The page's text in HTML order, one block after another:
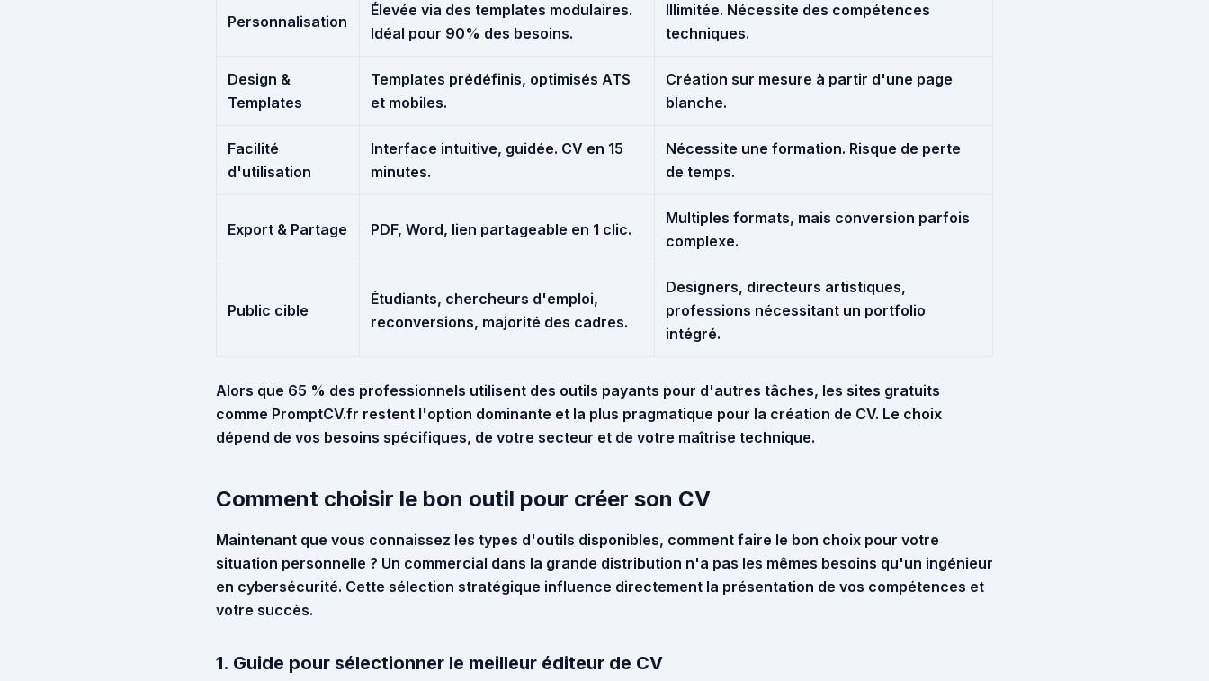
Personnalisation
Élevée via des templates modulaires.
Idéal pour 90% des besoins.
Illimitée. Nécessite des compétences
techniques.
Design &
Templates
Templates prédéfinis, optimisés ATS
et mobiles.
Création sur mesure à partir d'une page
blanche.
Facilité
d'utilisation
Interface intuitive, guidée. CV en 15
minutes.
Nécessite une formation. Risque de perte
de temps.
Export & Partage PDF, Word, lien partageable en 1 clic.
Multiples formats, mais conversion parfois
complexe.
Public cible
Étudiants, chercheurs d'emploi,
reconversions, majorité des cadres.
Designers, directeurs artistiques,
professions nécessitant un portfolio
intégré.
Alors que 65 % des professionnels utilisent des outils payants pour d'autres tâches, les sites gratuits
comme PromptCV.fr restent l'option dominante et la plus pragmatique pour la création de CV. Le choix
dépend de vos besoins spécifiques, de votre secteur et de votre maîtrise technique.
Comment choisir le bon outil pour créer son CV
Maintenant que vous connaissez les types d'outils disponibles, comment faire le bon choix pour votre
situation personnelle ? Un commercial dans la grande distribution n'a pas les mêmes besoins qu'un ingénieur
en cybersécurité. Cette sélection stratégique influence directement la présentation de vos compétences et
votre succès.
1. Guide pour sélectionner le meilleur éditeur de CV